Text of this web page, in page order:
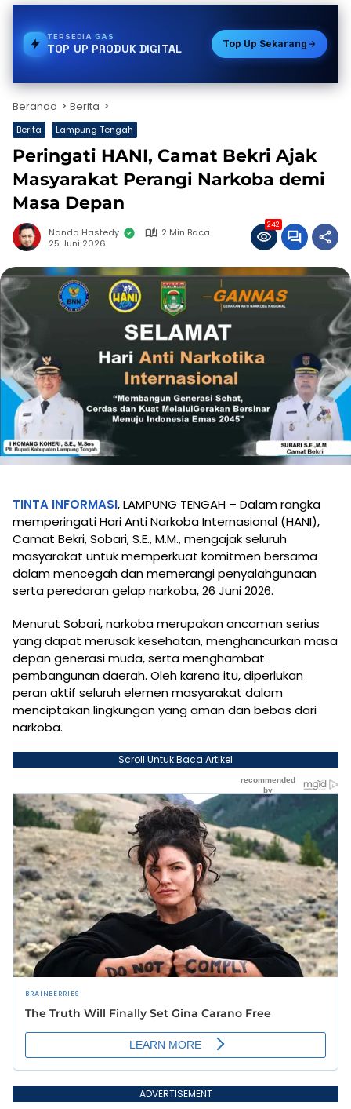
TERSEDIAPDAM
TOP UP PRODUK DIGITAL Top Up Sekarang
Beranda Berita
Berita Lampung Tengah
Peringati HANI, Camat Bekri Ajak
Masyarakat Perangi Narkoba demi
Masa Depan
Nanda Hastedy
2 Min Baca
25 Juni 2026
242
TINTA INFORMASI, LAMPUNG TENGAH – Dalam rangka
memperingati Hari Anti Narkoba Internasional (HANI),
Camat Bekri, Sobari, S.E., M.M., mengajak seluruh
masyarakat untuk memperkuat komitmen bersama
dalam mencegah dan memerangi penyalahgunaan
serta peredaran gelap narkoba, 26 Juni 2026.
Menurut Sobari, narkoba merupakan ancaman serius
yang dapat merusak kesehatan, menghancurkan masa
depan generasi muda, serta menghambat
pembangunan daerah. Oleh karena itu, diperlukan
peran aktif seluruh elemen masyarakat dalam
menciptakan lingkungan yang aman dan bebas dari
narkoba.
Scroll Untuk Baca Artikel
ADVERTISEMENT